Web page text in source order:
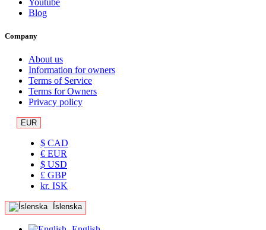
Blog
Company
About us
Information for owners
Terms of Service
Terms for Owners
Privacy policy
EUR
$ CAD
€ EUR
$ USD
£ GBP
kr. ISK
Íslenska